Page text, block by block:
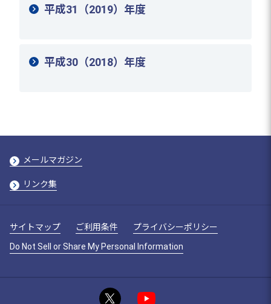
平成31（2019）年度
平成30（2018）年度
メールマガジン
リンク集
サイトマップ ご利用条件
プライバシーポリシー
Do Not Sell or Share My Personal Information